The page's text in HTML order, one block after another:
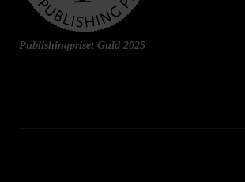
Publishingpriset Guld 2025